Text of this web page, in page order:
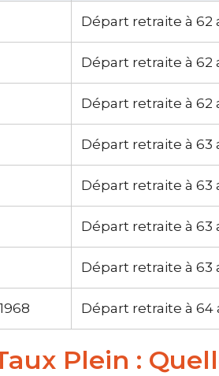
Départ retraite à 62
Départ retraite à 62
Départ retraite à 62
Départ retraite à 63
Départ retraite à 63
Départ retraite à 63
Départ retraite à 63
Départ retraite à 64
Plein :